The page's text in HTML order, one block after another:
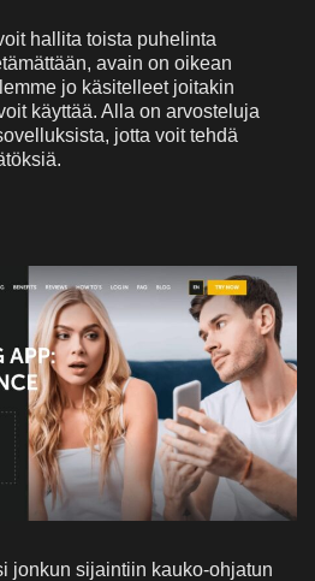
hallita toista puhelinta
avain on oikean
jo käsitelleet joitakin
käyttää. Alla on arvosteluja
jotta voit tehdä
jonkun sijaintiin kauko-ohjatun